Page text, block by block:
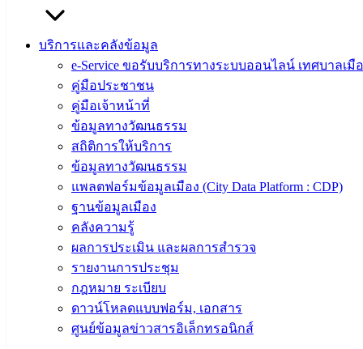
บริการและคลังข้อมูล
e-Service ขอรับบริการทางระบบออนไลน์ เทศบาลเมื
คู่มือประชาชน
คู่มือเจ้าหน้าที่
ข้อมูลทางวัฒนธรรม
สถิติการให้บริการ
ข้อมูลทางวัฒนธรรม
แพลตฟอร์มข้อมูลเมือง (City Data Platform : CDP)
ฐานข้อมูลเมือง
คลังความรู้
ผลการประเมิน และผลการสำรวจ
รายงานการประชุม
กฎหมาย ระเบียบ
ดาวน์โหลดแบบฟอร์ม, เอกสาร
ศูนย์ข้อมูลข่าวสารอิเล็กทรอนิกส์